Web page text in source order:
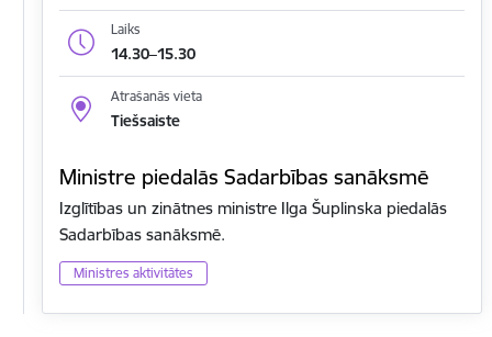
Laiks
14.30–15.30
Atrašanās vieta
Tiešsaiste
Ministre piedalās Sadarbības sanāksmē
Izglītības un zinātnes ministre Ilga Šuplinska piedalās
Sadarbības sanāksmē.
Ministres aktivitātes